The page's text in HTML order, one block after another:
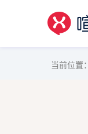
当前位置：